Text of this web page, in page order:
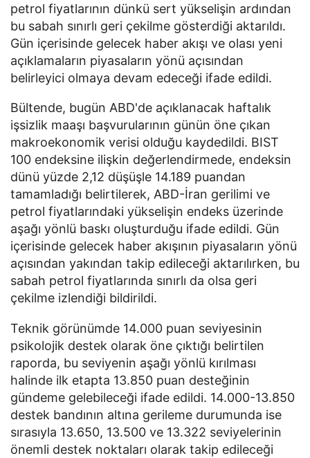
petrol fiyatlarının dünkü sert yükselişin ardından
bu sabah sınırlı geri çekilme gösterdiği aktarıldı.
Gün içerisinde gelecek haber akışı ve olası yeni
açıklamaların piyasaların yönü açısından
belirleyici olmaya devam edeceği ifade edildi.
Bültende, bugün ABD'de açıklanacak haftalık
işsizlik maaşı başvurularının günün öne çıkan
makroekonomik verisi olduğu kaydedildi. BIST
100 endeksine ilişkin değerlendirmede, endeksin
dünü yüzde 2,12 düşüşle 14.189 puandan
tamamladığı belirtilerek, ABD-İran gerilimi ve
petrol fiyatlarındaki yükselişin endeks üzerinde
aşağı yönlü baskı oluşturduğu ifade edildi. Gün
içerisinde gelecek haber akışının piyasaların yönü
açısından yakından takip edileceği aktarılırken, bu
sabah petrol fiyatlarında sınırlı da olsa geri
çekilme izlendiği bildirildi.
Teknik görünümde 14.000 puan seviyesinin
psikolojik destek olarak öne çıktığı belirtilen
raporda, bu seviyenin aşağı yönlü kırılması
halinde ilk etapta 13.850 puan desteğinin
gündeme gelebileceği ifade edildi. 14.000-13.850
destek bandının altına gerileme durumunda ise
sırasıyla 13.650, 13.500 ve 13.322 seviyelerinin
önemli destek noktaları olarak takip edileceği